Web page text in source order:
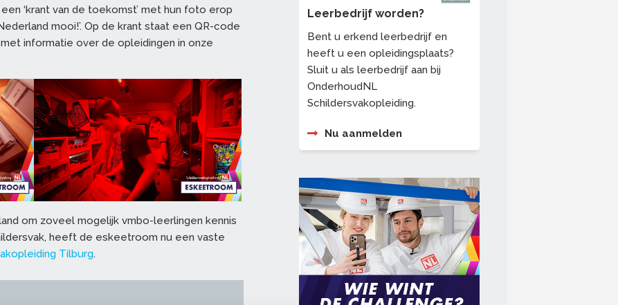
‘krant van de toekomst’ met hun foto erop
mooi!’. Op de krant staat een QR-code
informatie over de opleidingen in onze
om zoveel mogelijk vmbo-leerlingen kennis
heeft de eskeetroom nu een vaste
Tilburg.
Leerbedrijf worden?
Bent u erkend leerbedrijf en
heeft u een opleidingsplaats?
Sluit u als leerbedrijf aan bij
OnderhoudNL
Schildersvakopleiding.
Nu aanmelden